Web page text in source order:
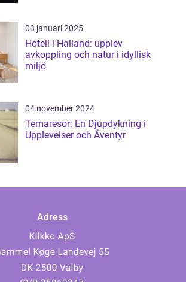
03 januari 2025
Hotell i Halland: upplev
avkoppling och natur i idyllisk
miljö
04 november 2024
Temaresor: En Djupdykning i
Upplevelser och Äventyr
Adress